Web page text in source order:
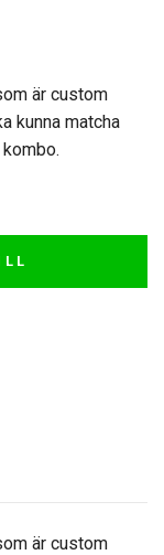
är custom
kunna matcha
är custom